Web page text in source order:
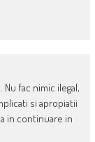
fac nimic ilegal,
si apropiatii
in continuare in